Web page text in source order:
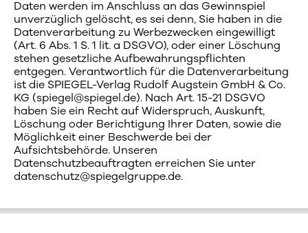
Daten werden im Anschluss an das Gewinnspiel
unverzüglich gelöscht, es sei denn, Sie haben in die
Datenverarbeitung zu Werbezwecken eingewilligt
(Art. 6 Abs. 1 S. 1 lit. a DSGVO), oder einer Löschung
stehen gesetzliche Aufbewahrungspflichten
entgegen. Verantwortlich für die Datenverarbeitung
ist die SPIEGEL-Verlag Rudolf Augstein GmbH & Co.
KG (spiegel@spiegel.de). Nach Art. 15-21 DSGVO
haben Sie ein Recht auf Widerspruch, Auskunft,
Löschung oder Berichtigung Ihrer Daten, sowie die
Möglichkeit einer Beschwerde bei der
Aufsichtsbehörde. Unseren
Datenschutzbeauftragten erreichen Sie unter
datenschutz@spiegelgruppe.de.